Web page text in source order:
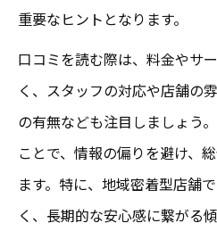
重要なヒントとなります。
口コミを読む際は、料金やサ
く、スタッフの対応や店舗の
の有無なども注目しましょう
ことで、情報の偏りを避け、
ます。特に、地域密着型店舗
く、長期的な安心感に繋がる